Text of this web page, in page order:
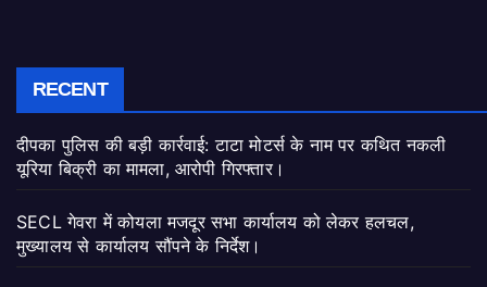
RECENT
दीपका पुलिस की बड़ी कार्रवाई: टाटा मोटर्स के नाम पर कथित नकली
यूरिया बिक्री का मामला, आरोपी गिरफ्तार।
SECL गेवरा में कोयला मजदूर सभा कार्यालय को लेकर हलचल,
मुख्यालय से कार्यालय सौंपने के निर्देश।